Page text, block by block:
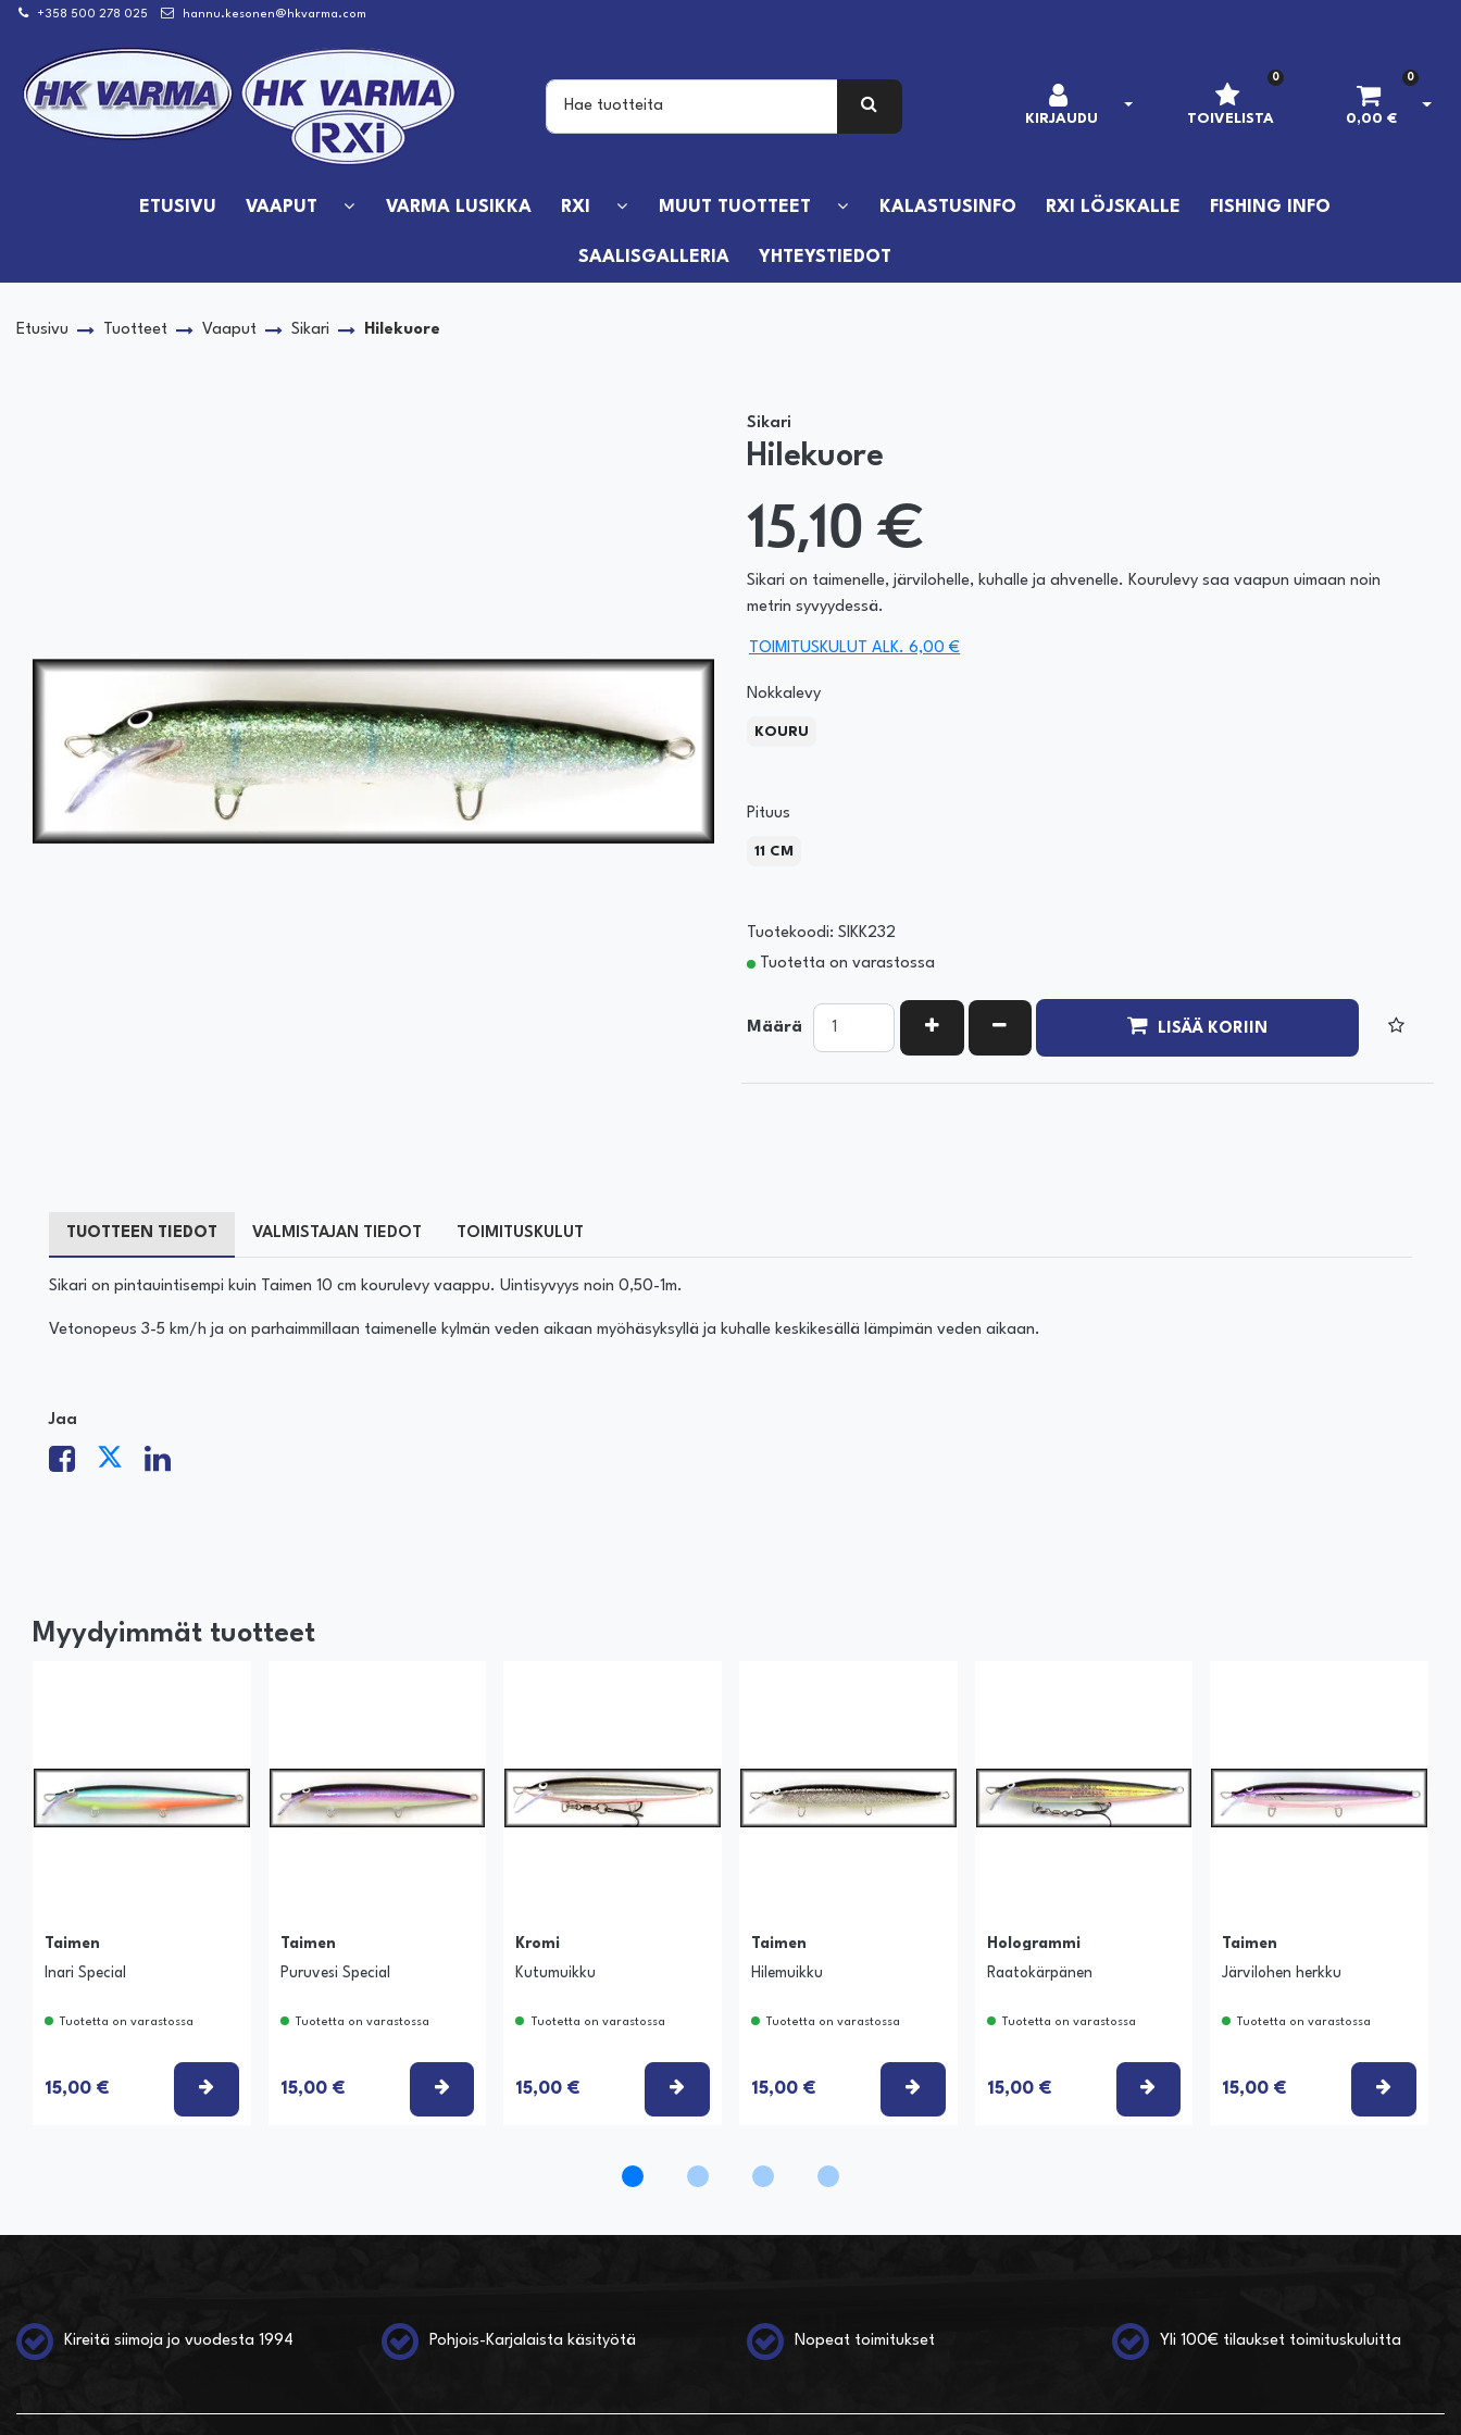
Siirry pääsisältöön
+358 500 278 025 hannu.kesonen@hkvarma.com
KIRJAUDU
AVAA KIRJAUTUMINEN
TOIVELISTA
0 0
0,00 €
ETUSIVU VAAPUT VARMA LUSIKKA RXI MUUT TUOTTEET KALASTUSINFO RXI LÖJSKALLE FISHING INFO
SAALISGALLERIA YHTEYSTIEDOT
Etusivu Tuotteet Vaaput Sikari Hilekuore
Sikari
Hilekuore
15,10 €
Sikari on taimenelle, järvilohelle, kuhalle ja ahvenelle. Kourulevy saa vaapun uimaan noin
metrin syvyydessä.
TOIMITUSKULUT ALK. 6,00 €
Nokkalevy
KOURU
Pituus
11 CM
Tuotekoodi: SIKK232
Tuotetta on varastossa
Määrä KASVATA MÄÄRÄÄ
VÄHENNÄ MÄÄRÄÄ LISÄÄ KORIIN
TUOTTEEN TIEDOT VALMISTAJAN TIEDOT TOIMITUSKULUT
Sikari on pintauintisempi kuin Taimen 10 cm kourulevy vaappu. Uintisyvyys noin 0,50-1m.
Vetonopeus 3-5 km/h ja on parhaimmillaan taimenelle kylmän veden aikaan myöhäsyksyllä ja kuhalle keskikesällä lämpimän veden aikaan.
Jaa
Myydyimmät tuotteet
Taimen
Inari Special
Tuotetta on varastossa
15,00 € VALITSE VAIHTOEHTO
Taimen
Puruvesi Special
Tuotetta on varastossa
15,00 € VALITSE VAIHTOEHTO
Kromi
Kutumuikku
Tuotetta on varastossa
15,00 € VALITSE VAIHTOEHTO
Taimen
Hilemuikku
Tuotetta on varastossa
15,00 € VALITSE VAIHTOEHTO
Hologrammi
Raatokärpänen
Tuotetta on varastossa
15,00 € VALITSE VAIHTOEHTO
Taimen
Järvilohen herkku
Tuotetta on varastossa
15,00 €
Kireitä siimoja jo vuodesta 1994 Pohjois-Karjalaista käsityötä Nopeat toimitukset Yli 100€ tilaukset toimituskuluitta